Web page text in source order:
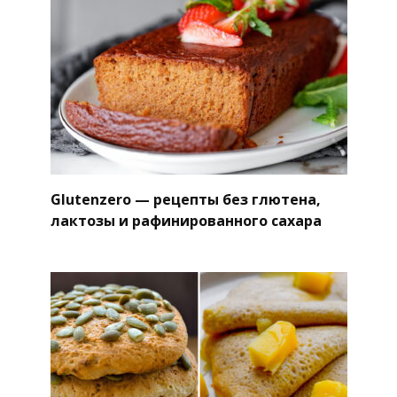
Glutenzero — рецепты без глютена,
лактозы и рафинированного сахара